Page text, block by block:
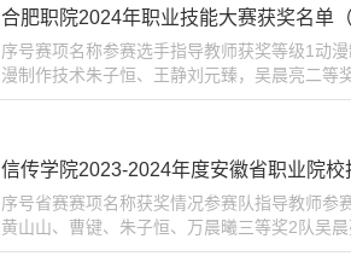
合肥职院2024年职业技能大赛获奖名单
序号赛项名称参赛选手指导教师获奖等级1动
漫制作技术朱子恒、王静刘元臻，吴晨亮二
6动漫制作技术汪玉婷、屠厚香赵洁，韦啸三
信传学院2023-2024年度安徽省职业院
序号省赛赛项名称获奖情况参赛队指导教师
黄山山、曹键、朱子恒、万晨曦三等奖2队吴
品设计与开发二等奖1队陈玉环、骆阳孙非凡